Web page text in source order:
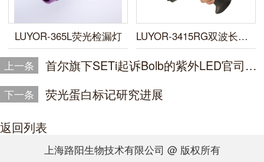
LUYOR-365L荧光检漏灯 LUYOR-3415RG双波长便携式荧光蛋白激发光源
上一条 首尔旗下SETi起诉Bolb的紫外LED官司胜诉
下一条
荧光蛋白标记研究进展
返回列表
上海路阳生物技术有限公司 @ 版权所有